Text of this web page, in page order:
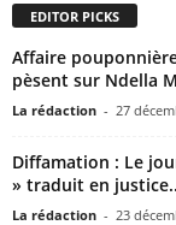
EDITOR PICKS
Affaire
pèsent sur Ndella
La rédaction - 27
Diffamation : Le
» traduit en
La rédaction - 23